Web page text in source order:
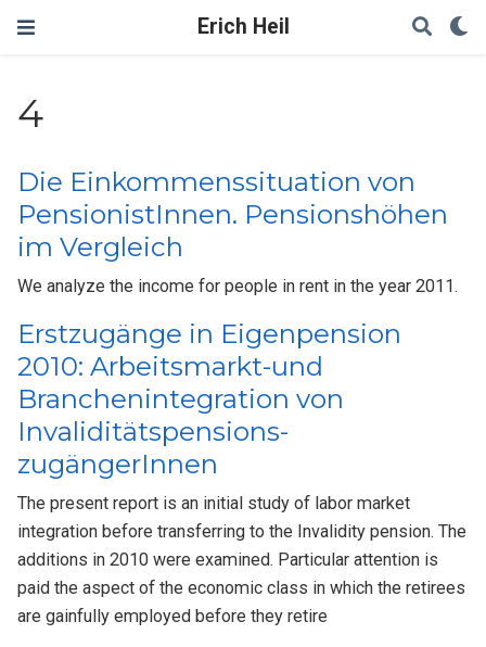
Erich Heil
4
Die Einkommenssituation von
PensionistInnen. Pensionshöhen
im Vergleich
We analyze the income for people in rent in the year 2011.
Erstzugänge in Eigenpension
2010: Arbeitsmarkt-und
Branchenintegration von
Invaliditätspensions-
zugängerInnen
The present report is an initial study of labor market
integration before transferring to the Invalidity pension. The
additions in 2010 were examined. Particular attention is
paid the aspect of the economic class in which the retirees
are gainfully employed before they retire